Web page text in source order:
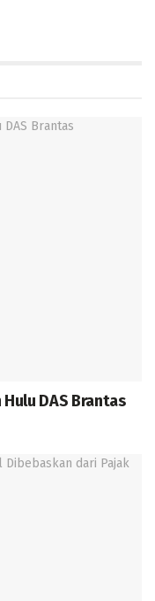
DAS Brantas